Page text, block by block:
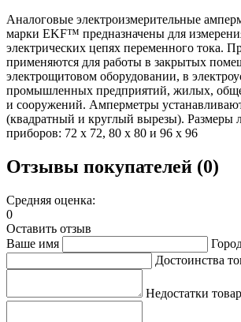
Аналоговые электроизмерительные
марки EKF™ предназначены для
электрических цепях переменного тока.
применяются для работы в закрытых
электрощитовом оборудовании, в
промышленных предприятий, жилых,
и сооружений. Амперметры
(квадратный и круглый вырезы). Размеры
приборов: 72 х 72, 80 х 80 и 96 х 96
Отзывы покупателей (0)
Средняя оценка:
0
Оставить отзыв
Ваше имя
Достоинства
Недостатки